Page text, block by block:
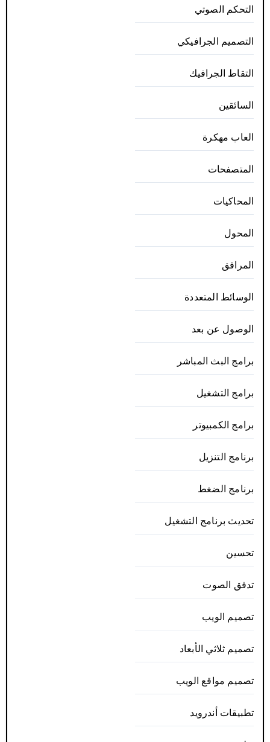
التحكم الصوتي
التصميم الجرافيكي
التقاط الجرافيك
السائقين
العاب مهكرة
المتصفحات
المحاكيات
المحول
المرافق
الوسائط المتعددة
الوصول عن بعد
برامج البث المباشر
برامج التشغيل
برامج الكمبيوتر
برنامج التنزيل
برنامج الضغط
تحديث برنامج التشغيل
تحسين
تدفق الصوت
تصميم الويب
تصميم ثلاثي الأبعاد
تصميم مواقع الويب
تطبيقات أندرويد